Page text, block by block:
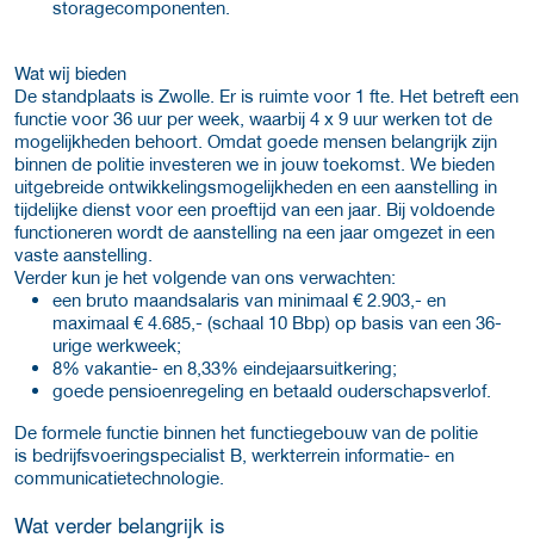
storagecomponenten.
Wat wij bieden
De standplaats is Zwolle. Er is ruimte voor 1 fte. Het betreft een
functie voor 36 uur per week, waarbij 4 x 9 uur werken tot de
mogelijkheden behoort. Omdat goede mensen belangrijk zijn
binnen de politie investeren we in jouw toekomst. We bieden
uitgebreide ontwikkelingsmogelijkheden en een aanstelling in
tijdelijke dienst voor een proeftijd van een jaar. Bij voldoende
functioneren wordt de aanstelling na een jaar omgezet in een
vaste aanstelling.
Verder kun je het volgende van ons verwachten:
een bruto maandsalaris van minimaal € 2.903,- en
maximaal € 4.685,- (schaal 10 Bbp) op basis van een 36-
urige werkweek;
8% vakantie- en 8,33% eindejaarsuitkering;
goede pensioenregeling en betaald ouderschapsverlof.
De formele functie binnen het functiegebouw van de politie
is bedrijfsvoeringspecialist B, werkterrein informatie- en
communicatietechnologie.
Wat verder belangrijk is